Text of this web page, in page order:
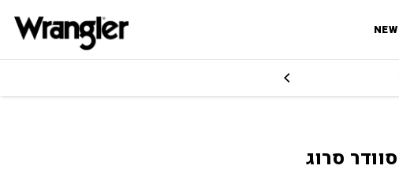
NEW
סוודר סרוג